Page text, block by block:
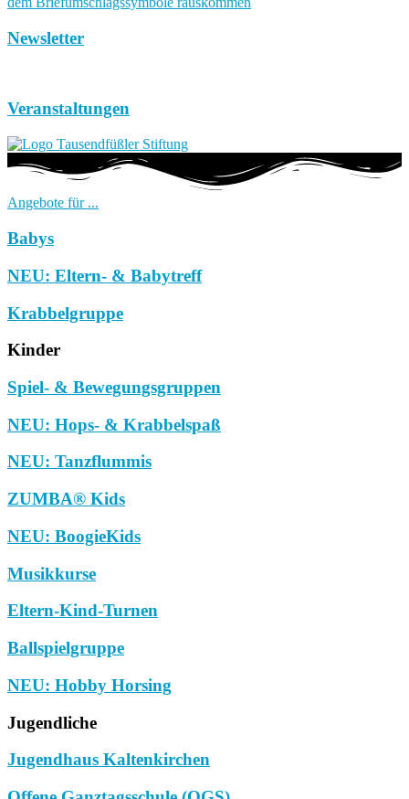
Newsletter
Veranstaltungen
Angebote für ...
Babys
NEU: Eltern- & Babytreff
Krabbelgruppe
Kinder
Spiel- & Bewegungsgruppen
NEU: Hops- & Krabbelspaß
NEU: Tanzflummis
ZUMBA® Kids
NEU: BoogieKids
Musikkurse
Eltern-Kind-Turnen
Ballspielgruppe
NEU: Hobby Horsing
Jugendliche
Jugendhaus Kaltenkirchen